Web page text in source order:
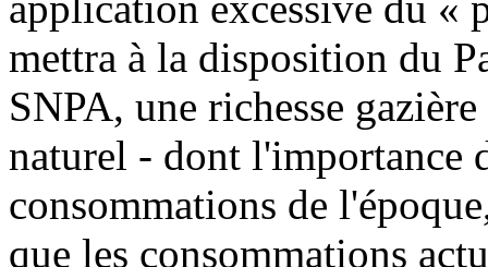
mettra à la disposition du
SNPA, une richesse
naturel - dont l'importance
consommations de
que les consommations